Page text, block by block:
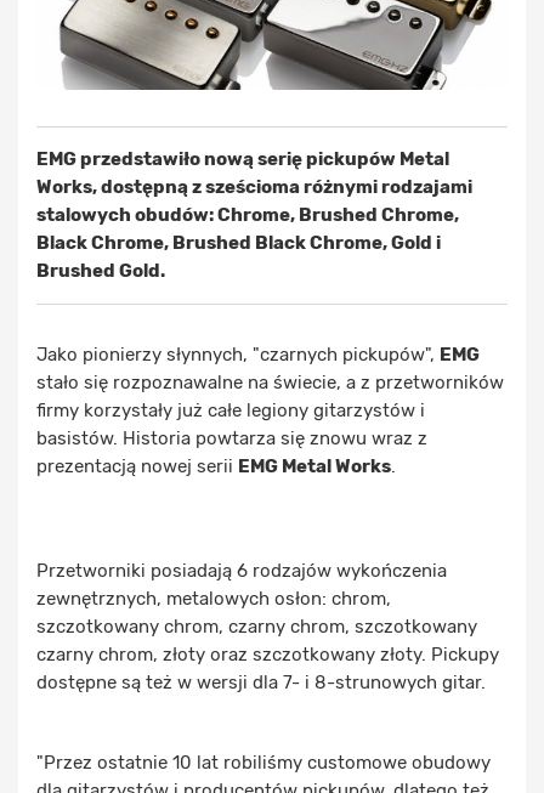
EMG przedstawiło nową serię pickupów Metal
Works, dostępną z sześcioma różnymi rodzajami
stalowych obudów: Chrome, Brushed Chrome,
Black Chrome, Brushed Black Chrome, Gold i
Brushed Gold.
Jako pionierzy słynnych, "czarnych pickupów", EMG
stało się rozpoznawalne na świecie, a z przetworników
firmy korzystały już całe legiony gitarzystów i
basistów. Historia powtarza się znowu wraz z
prezentacją nowej serii EMG Metal Works.
Przetworniki posiadają 6 rodzajów wykończenia
zewnętrznych, metalowych osłon: chrom,
szczotkowany chrom, czarny chrom, szczotkowany
czarny chrom, złoty oraz szczotkowany złoty. Pickupy
dostępne są też w wersji dla 7- i 8-strunowych gitar.
"Przez ostatnie 10 lat robiliśmy customowe obudowy